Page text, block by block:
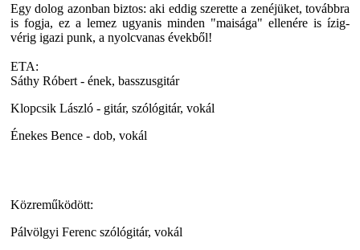
Egy dolog azonban biztos: aki eddig szerette a zenéjüket, továbbra
is fogja, ez a lemez ugyanis minden "maisága" ellenére is ízig-
vérig igazi punk, a nyolcvanas évekből!
ETA:
Sáthy Róbert - ének, basszusgitár
Klopcsik László - gitár, szólógitár, vokál
Énekes Bence - dob, vokál
Közreműködött:
Pálvölgyi Ferenc szólógitár, vokál